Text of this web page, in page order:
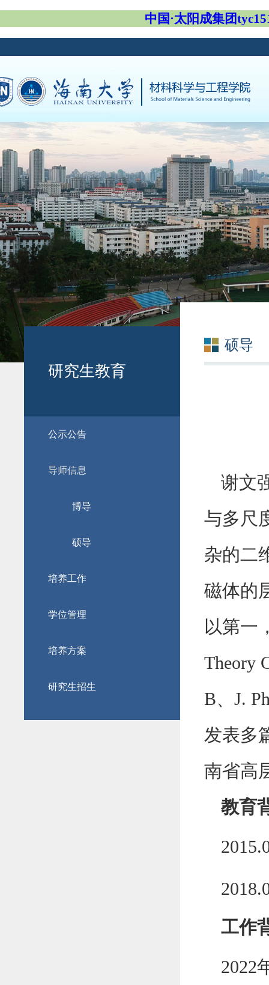
中国·太阳成集团
研究生教育
公示公告
导师信息
博导
硕导
培养工作
学位管理
培养方案
研究生招生
硕导
谢文
与多尺
杂的二
磁体的
以第一
Theory
B、J.
发表多
南省高
教育
工作
2022